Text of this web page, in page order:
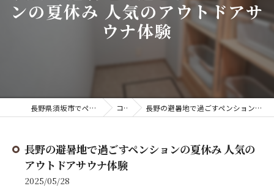
ンの夏休み 人気のアウトドアサ
ウナ体験
長野県須坂市でペンションならChillSheep コラム 長野の避暑地で過ごすペンションの夏休み 人気のアウトドアサウナ体験
長野の避暑地で過ごすペンションの夏休み 人気の
アウトドアサウナ体験
2025/05/28